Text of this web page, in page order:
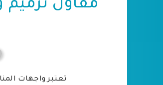
تعتبر واجهات